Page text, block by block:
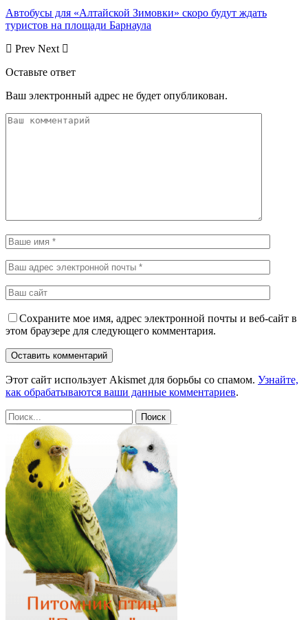
Автобусы для «Алтайской Зимовки» скоро будут ждать
туристов на площади Барнаула
Prev Next
Оставьте ответ
Ваш электронный адрес не будет опубликован.
Сохраните мое имя, адрес электронной почты и веб-сайт в
этом браузере для следующего комментария.
Этот сайт использует Akismet для борьбы со спамом. Узнайте,
как обрабатываются ваши данные комментариев.